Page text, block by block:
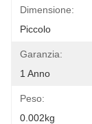
Dimensione:
Piccolo
Garanzia:
1 Anno
Peso:
0.002kg